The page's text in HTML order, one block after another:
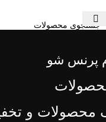
پرنس شو
محصولات و